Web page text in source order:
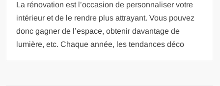
La rénovation est l’occasion de personnaliser votre
intérieur et de le rendre plus attrayant. Vous pouvez
donc gagner de l’espace, obtenir davantage de
lumière, etc. Chaque année, les tendances déco